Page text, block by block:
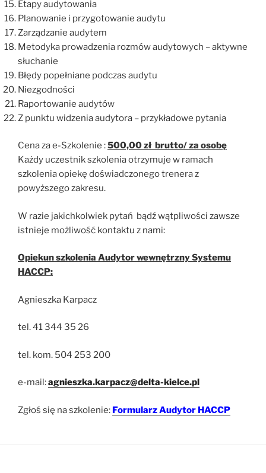
Etapy audytowania
Planowanie i przygotowanie audytu
Zarządzanie audytem
Metodyka prowadzenia rozmów audytowych – aktywne
słuchanie
Błędy popełniane podczas audytu
Niezgodności
Raportowanie audytów
Z punktu widzenia audytora – przykładowe pytania
Cena za e-Szkolenie :500,00 zł brutto/ za osobę
Każdy uczestnik szkolenia otrzymuje w ramach
szkolenia opiekę doświadczonego trenera z
powyższego zakresu.
W razie jakichkolwiek pytań bądź wątpliwości zawsze
istnieje możliwość kontaktu z nami:
Opiekun szkolenia Audytor wewnętrzny Systemu
HACCP:
Agnieszka Karpacz
tel. 41 344 35 26
tel. kom. 504 253 200
e-mail:agnieszka.karpacz@delta-kielce.pl
Zgłoś się na szkolenie: Formularz Audytor HACCP